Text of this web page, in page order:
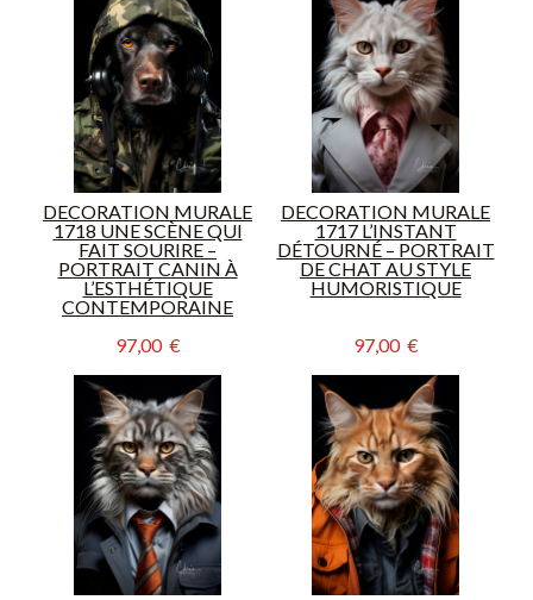
DECORATION MURALE
1718 UNE SCÈNE QUI
FAIT SOURIRE –
PORTRAIT CANIN À
L’ESTHÉTIQUE
CONTEMPORAINE
97,00  €
DECORATION MURALE
1717 L’INSTANT
DÉTOURNÉ – PORTRAIT
DE CHAT AU STYLE
HUMORISTIQUE
97,00  €